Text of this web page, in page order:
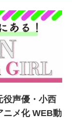
役声優・小西
メ化 WEB動